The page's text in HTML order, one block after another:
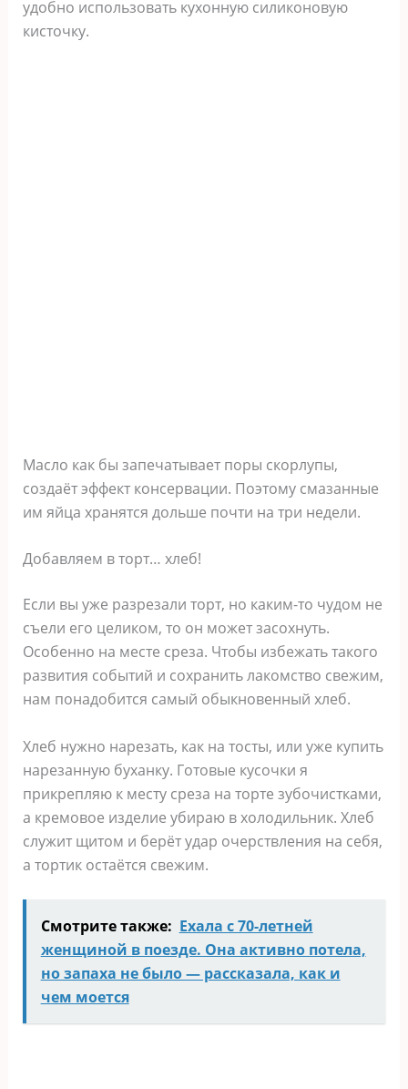
удобно использовать кухонную силиконовую
кисточку.
Масло как бы запечатывает поры скорлупы,
создаёт эффект консервации. Поэтому смазанные
им яйца хранятся дольше почти на три недели.
Добавляем в торт… хлеб!
Если вы уже разрезали торт, но каким-то чудом не
съели его целиком, то он может засохнуть.
Особенно на месте среза. Чтобы избежать такого
развития событий и сохранить лакомство свежим,
нам понадобится самый обыкновенный хлеб.
Хлеб нужно нарезать, как на тосты, или уже купить
нарезанную буханку. Готовые кусочки я
прикрепляю к месту среза на торте зубочистками,
а кремовое изделие убираю в холодильник. Хлеб
служит щитом и берёт удар очерствления на себя,
а тортик остаётся свежим.
Смотрите также: Ехала с 70-летней
женщиной в поезде. Она активно потела,
но запаха не было — рассказала, как и
чем моется